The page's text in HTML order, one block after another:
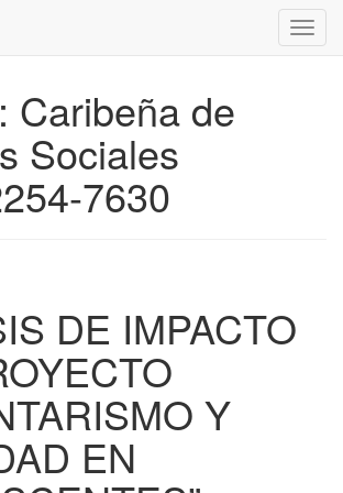
Caribeña de
Sociales
7630
DE IMPACTO
Y
EN